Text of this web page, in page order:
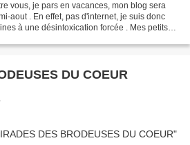
vous, je pars en vacances, mon blog sera
aout . En effet, pas d'internet, je suis donc
à une désintoxication forcée . Mes petits
DU COEUR